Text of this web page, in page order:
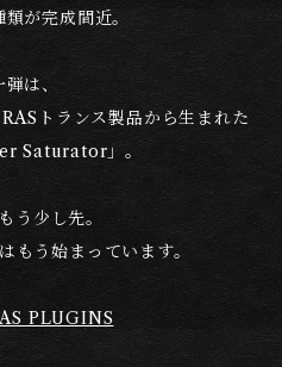
が完成間近。
は、
トランス製品から生まれた
Saturator」。
う少し先。
もう始まっています。
PLUGINS